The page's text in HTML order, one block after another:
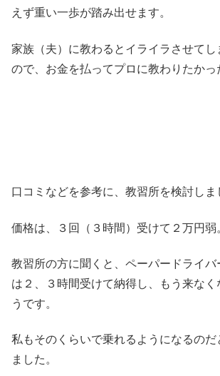
えず重い一歩が踏み出せます。
家族（夫）に教わるとイライラさせてし
ので、お金を払ってプロに教わりたかっ
口コミなどを参考に、教習所を検討しま
価格は、３回（３時間）受けて２万円弱
教習所の方に聞くと、ペーパードライバ
は２、３時間受けて納得し、もう来な
うです。
私もそのくらいで乗れるようになるのだ
ました。